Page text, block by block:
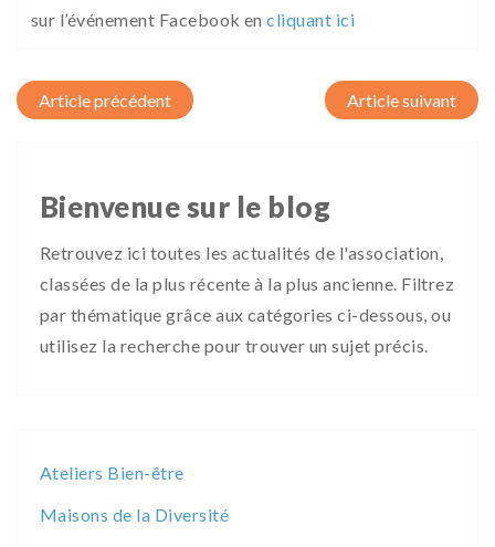
sur l’événement Facebook encliquant ici
Post navigation
Bienvenue sur le blog
Retrouvez ici toutes les actualités de l'association,
classées de la plus récente à la plus ancienne. Filtrez
par thématique grâce aux catégories ci-dessous, ou
utilisez la recherche pour trouver un sujet précis.
Ateliers Bien-être
Maisons de la Diversité